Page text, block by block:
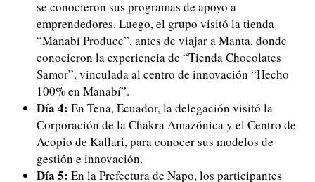
se conocieron sus programas de apoyo a
emprendedores. Luego, el grupo visitó la tienda
“Manabí Produce”, antes de viajar a Manta, donde
conocieron la experiencia de “Tienda Chocolates
Samor”, vinculada al centro de innovación “Hecho
100% en Manabí”.
Día 4: En Tena, Ecuador, la delegación visitó la
Corporación de la Chakra Amazónica y el Centro de
Acopio de Kallari, para conocer sus modelos de
gestión e innovación.
Día 5: En la Prefectura de Napo, los participantes